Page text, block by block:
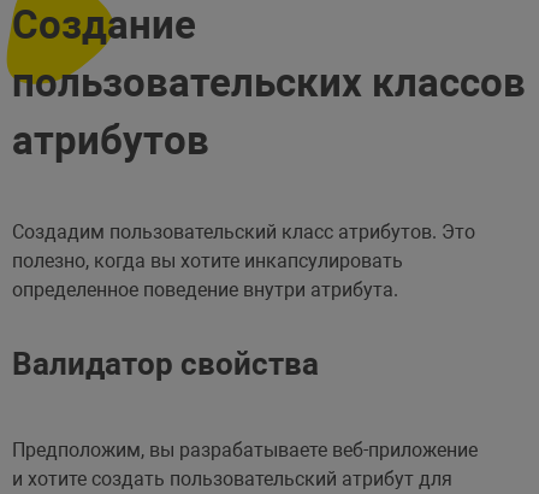
Создание
пользовательских классов
атрибутов
Создадим пользовательский класс атрибутов. Это
полезно, когда вы хотите инкапсулировать
определенное поведение внутри атрибута.
Валидатор свойства
Предположим, вы разрабатываете веб-приложение
и хотите создать пользовательский атрибут для